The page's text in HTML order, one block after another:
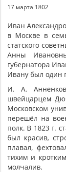
17 марта 1802
Иван
в Москве в
статского
Анны
губернатора
Ивану был один
И. А. Анненков
швейцарцем
Московском
перешёл на
полк. В 1823 г.
был красив,
плавал,
тихим и
молчалив.